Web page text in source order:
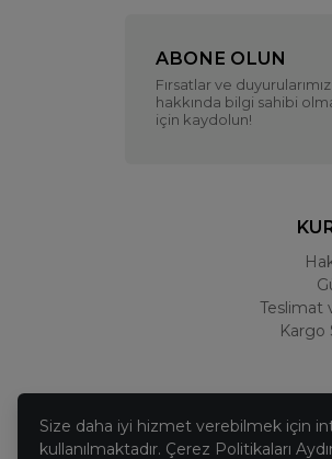
ABONE OLUN
Fırsatlar ve duyurularımız
hakkında bilgi sahibi
için kaydolun!
Teslimat
Kargo
Size daha iyi hizmet verebilmek için
kullanılmaktadır. Çerez Politikaları